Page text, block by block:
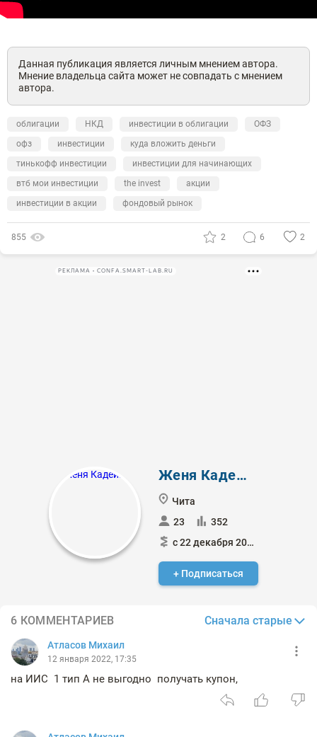
Данная публикация является личным мнением автора.
Мнение владельца сайта может не совпадать с мнением
автора.
облигации НКД инвестиции в облигации
ОФЗ
офз
инвестиции
куда вложить деньги
тинькофф инвестиции
инвестиции для начинающих
втб мои инвестиции
the invest
акции
инвестиции в акции
фондовый рынок
855 2 6 2
РЕКЛАМА • CONFA.SMART-LAB.RU
Женя Кадейкин
Чита
23
352
с 22 декабря 2018
+ Подписаться
6 КОММЕНТАРИЕВ Сначала старые
Атласов Михаил
12 января 2022, 17:35
на ИИС 1 тип А не выгодно получать купон,